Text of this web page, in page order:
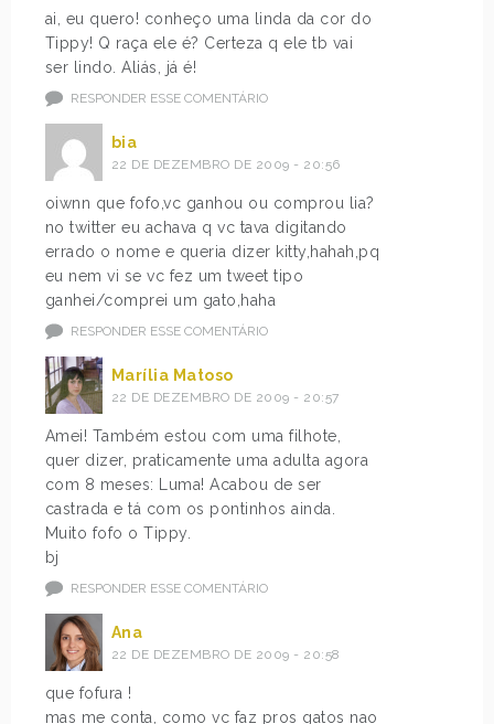
ai, eu quero! conheço uma linda da cor do
Tippy! Q raça ele é? Certeza q ele tb vai
ser lindo. Aliás, já é!
RESPONDER ESSE COMENTÁRIO
bia
22 DE DEZEMBRO DE 2009 - 20:56
oiwnn que fofo,vc ganhou ou comprou lia?
no twitter eu achava q vc tava digitando
errado o nome e queria dizer kitty,hahah,pq
eu nem vi se vc fez um tweet tipo
ganhei/comprei um gato,haha
RESPONDER ESSE COMENTÁRIO
Marília Matoso
22 DE DEZEMBRO DE 2009 - 20:57
Amei! Também estou com uma filhote,
quer dizer, praticamente uma adulta agora
com 8 meses: Luma! Acabou de ser
castrada e tá com os pontinhos ainda.
Muito fofo o Tippy.
bj
RESPONDER ESSE COMENTÁRIO
Ana
22 DE DEZEMBRO DE 2009 - 20:58
que fofura !
mas me conta, como vc faz pros gatos nao